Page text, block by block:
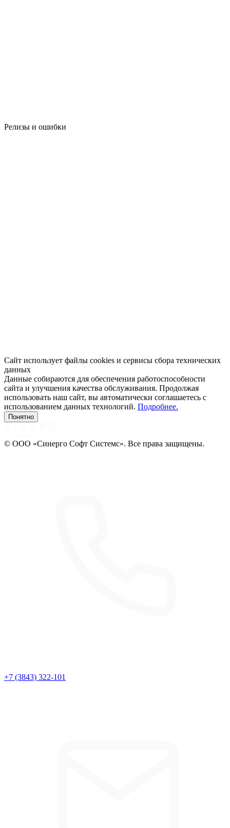
Релизы и ошибки
Сайт использует файлы cookies и сервисы сбора технических
данных
Данные собираются для обеспечения работоспособности
сайта и улучшения качества обслуживания. Продолжая
использовать наш сайт, вы автоматически соглашаетесь с
использованием данных технологий. Подробнее.
Понятно
© ООО «Синерго Софт Системс». Все права защищены.
+7 (3843) 322-101